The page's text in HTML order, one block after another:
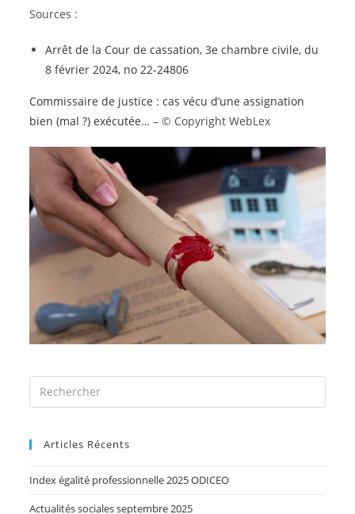
Sources :
Arrêt de la Cour de cassation, 3e chambre civile, du
8 février 2024, no 22-24806
Commissaire de justice : cas vécu d’une assignation
bien (mal ?) exécutée… – © Copyright WebLex
Articles Récents
Index égalité professionnelle 2025 ODICEO
Actualités sociales septembre 2025